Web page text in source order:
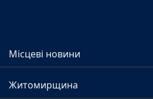
Місцеві новини
Житомирщина